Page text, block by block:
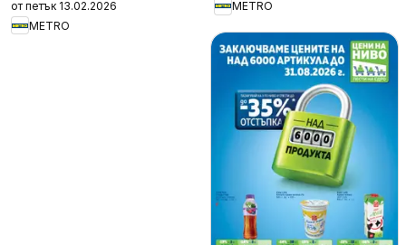
от петък 13.02.2026
METRO
METRO